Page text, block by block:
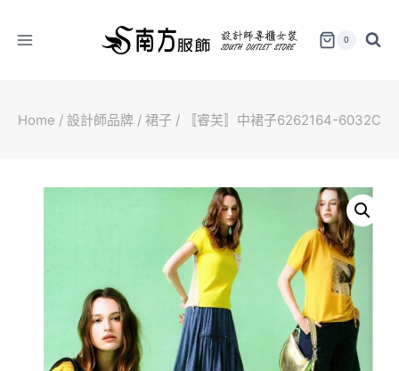
0
Home / 設計師品牌 / 裙子 / 〚睿芙〛中裙子6262164-6032C